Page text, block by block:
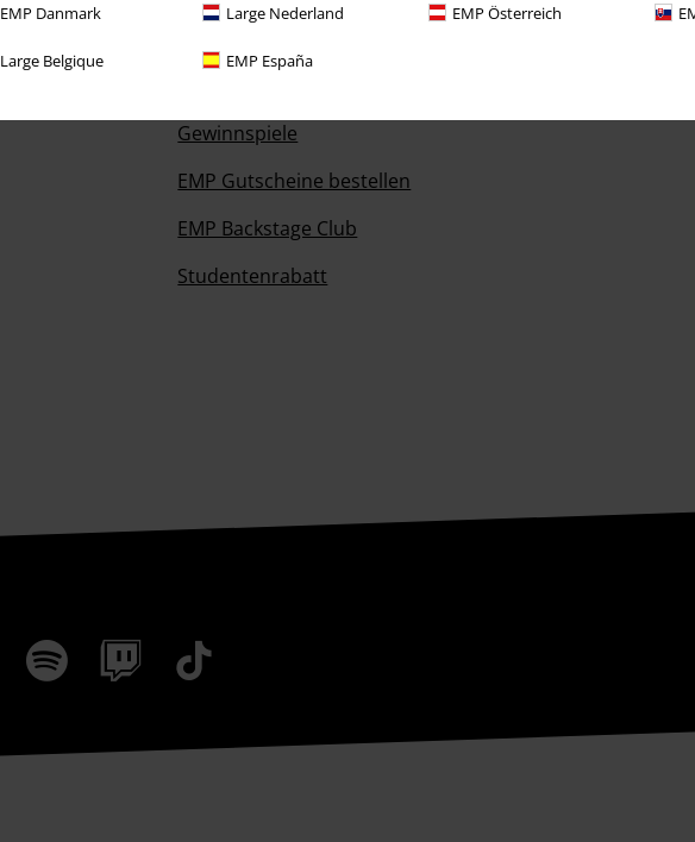
EMP Danmark Large Nederland EMP Österreich
Large Belgique EMP España
Gewinnspiele
EMP Gutscheine bestellen
EMP Backstage Club
Studentenrabatt